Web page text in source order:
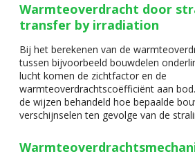
Warmteoverdracht door
transfer by irradiation
Bij het berekenen van de
tussen bijvoorbeeld bouwdelen
lucht komen de zichtfactor en de
warmteoverdrachtscoëfficiënt aan
de wijzen behandeld hoe bepaalde
verschijnselen ten gevolge van de